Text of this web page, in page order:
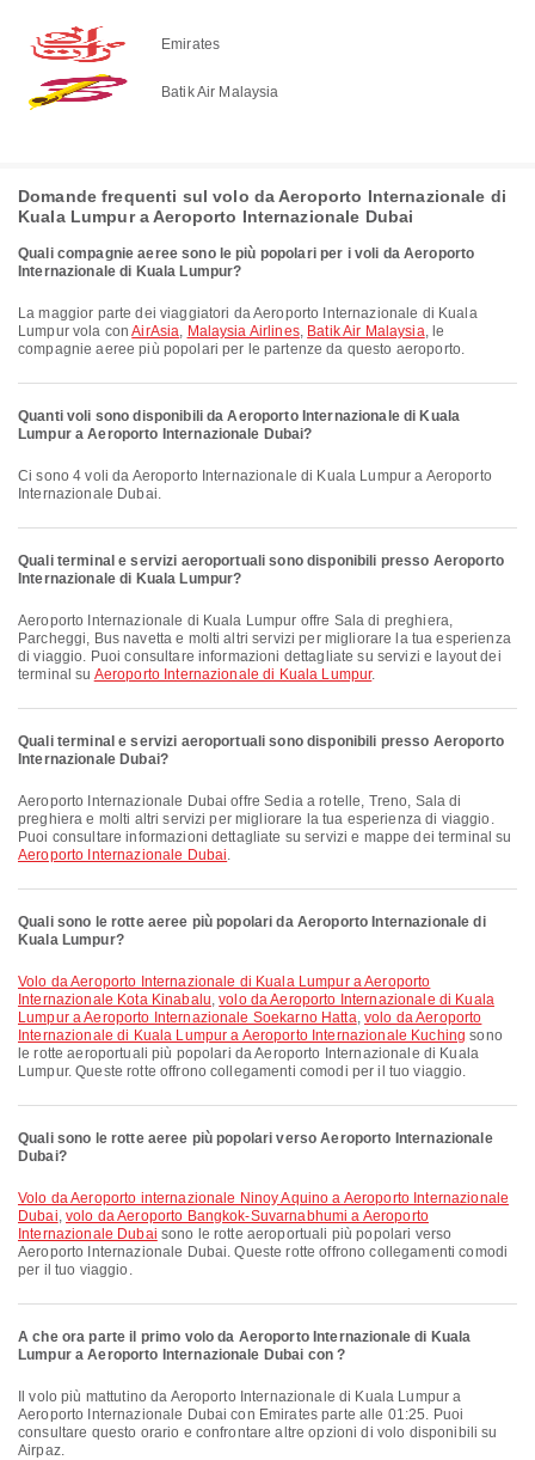
Emirates
Batik Air Malaysia
Domande frequenti sul volo da Aeroporto Internazionale di
Kuala Lumpur a Aeroporto Internazionale Dubai
Quali compagnie aeree sono le più popolari per i voli da Aeroporto
Internazionale di Kuala Lumpur?
La maggior parte dei viaggiatori da Aeroporto Internazionale di Kuala
Lumpur vola conAirAsia, Malaysia Airlines, Batik Air Malaysia, le
compagnie aeree più popolari per le partenze da questo aeroporto.
Quanti voli sono disponibili da Aeroporto Internazionale di Kuala
Lumpur a Aeroporto Internazionale Dubai?
Ci sono 4 voli da Aeroporto Internazionale di Kuala Lumpur a Aeroporto
Internazionale Dubai.
Quali terminal e servizi aeroportuali sono disponibili presso Aeroporto
Internazionale di Kuala Lumpur?
Aeroporto Internazionale di Kuala Lumpur offre Sala di preghiera,
Parcheggi, Bus navetta e molti altri servizi per migliorare la tua esperienza
di viaggio. Puoi consultare informazioni dettagliate su servizi e layout dei
terminal su Aeroporto Internazionale di Kuala Lumpur.
Quali terminal e servizi aeroportuali sono disponibili presso Aeroporto
Internazionale Dubai?
Aeroporto Internazionale Dubai offre Sedia a rotelle, Treno, Sala di
preghiera e molti altri servizi per migliorare la tua esperienza di viaggio.
Puoi consultare informazioni dettagliate su servizi e mappe dei terminal su
Aeroporto Internazionale Dubai.
Quali sono le rotte aeree più popolari da Aeroporto Internazionale di
Kuala Lumpur?
volo da Aeroporto Internazionale di Kuala Lumpur a Aeroporto
Internazionale Kota Kinabalu,volo da Aeroporto Internazionale di Kuala
Lumpur a Aeroporto Internazionale Soekarno Hatta,volo da Aeroporto
Internazionale di Kuala Lumpur a Aeroporto Internazionale Kuching sono
le rotte aeroportuali più popolari da Aeroporto Internazionale di Kuala
Lumpur. Queste rotte offrono collegamenti comodi per il tuo viaggio.
Quali sono le rotte aeree più popolari verso Aeroporto Internazionale
Dubai?
volo da Aeroporto internazionale Ninoy Aquino a Aeroporto Internazionale
Dubai, volo da Aeroporto Bangkok-Suvarnabhumi a Aeroporto
Internazionale Dubai sono le rotte aeroportuali più popolari verso
Aeroporto Internazionale Dubai. Queste rotte offrono collegamenti comodi
per il tuo viaggio.
A che ora parte il primo volo da Aeroporto Internazionale di Kuala
Lumpur a Aeroporto Internazionale Dubai con ?
Aeroporto Internazionale Dubai con Emirates parte alle 01:25. Puoi
consultare questo orario e confrontare altre opzioni di volo disponibili su
Airpaz.